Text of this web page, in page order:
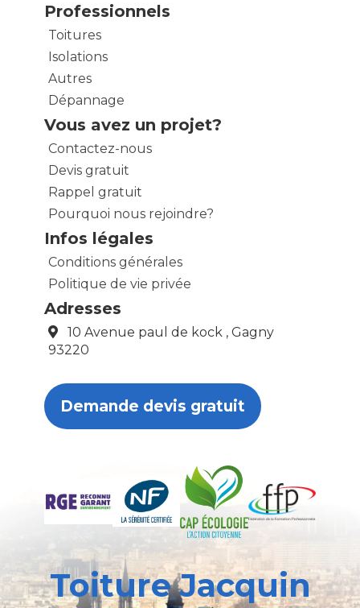
Professionnels
Toitures
Isolations
Autres
Dépannage
Vous avez un projet?
Contactez-nous
Devis gratuit
Rappel gratuit
Pourquoi nous rejoindre?
Infos légales
Conditions générales
Politique de vie privée
Adresses
10 Avenue paul de kock , Gagny
93220
Demande devis gratuit
Toiture Jacquin